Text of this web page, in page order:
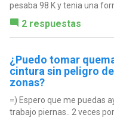
pesaba 98 K y tenia una
2 respuestas
¿Puedo tomar
cintura sin peligro
zonas?
=) Espero que me puedas
trabajo piernas.. 2 veces